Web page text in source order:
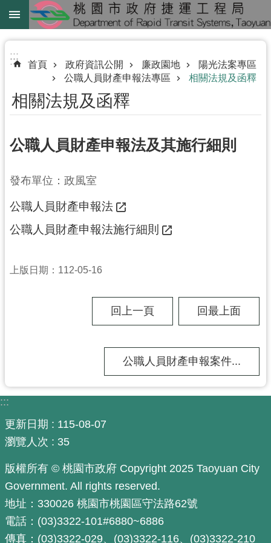
跳到主要內容區塊
綠
延
中
鐵
地
下
化
進
搜
們
訊
息
公
業
務
資
訊
:::
::: 首頁 政府資訊公開 廉政園地
陽光法案專區
公職人員財產申報法專區
相關法規及函釋
相關法規及函釋
公職人員財產申報法及其施行細則
發布單位：政風室
公職人員財產申報法
公職人員財產申報法施行細則
上版日期：112-05-16
回上一頁 回最上面
公職人員財產申報案件...
:::
更新日期
115-08-07
瀏覽人次
35
版權所有 © 桃園市政府 Copyright 2025 Taoyuan City
Government. All rights reserved.
地址：330026 桃園市桃園區守法路62號
電話：(03)3322-101#6880~6886
傳真：(03)3322-029、(03)3322-116、(03)3322-210